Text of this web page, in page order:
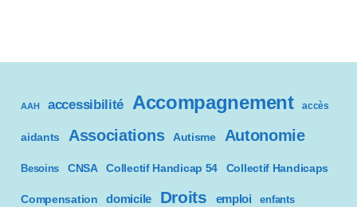
AAH accessibilité Accompagnement accès
aidants Associations Autisme Autonomie
Besoins CNSA Collectif Handicap 54 Collectif Handicaps
Compensation domicile Droits emploi enfants